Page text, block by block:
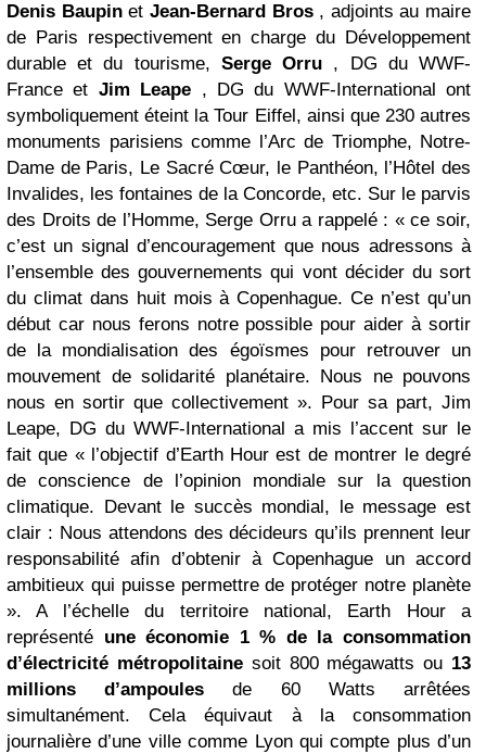
Denis Baupinet Jean-Bernard Bros, adjoints au maire
de Paris respectivement en charge du Développement
durable et du tourisme, Serge Orru , DG du WWF-
France et Jim Leape , DG du WWF-International ont
symboliquement éteint la Tour Eiffel, ainsi que 230 autres
monuments parisiens comme l’Arc de Triomphe, Notre-
Dame de Paris, Le Sacré Cœur, le Panthéon, l’Hôtel des
Invalides, les fontaines de la Concorde, etc. Sur le parvis
des Droits de l’Homme, Serge Orru a rappelé : « ce soir,
c’est un signal d’encouragement que nous adressons à
l’ensemble des gouvernements qui vont décider du sort
du climat dans huit mois à Copenhague. Ce n’est qu’un
début car nous ferons notre possible pour aider à sortir
de la mondialisation des égoïsmes pour retrouver un
mouvement de solidarité planétaire. Nous ne pouvons
nous en sortir que collectivement ». Pour sa part, Jim
Leape, DG du WWF-International a mis l’accent sur le
fait que « l’objectif d’Earth Hour est de montrer le degré
de conscience de l’opinion mondiale sur la question
climatique. Devant le succès mondial, le message est
clair : Nous attendons des décideurs qu’ils prennent leur
responsabilité afin d’obtenir à Copenhague un accord
ambitieux qui puisse permettre de protéger notre planète
». A l’échelle du territoire national, Earth Hour a
représenté une économie 1 % de la consommation
d’électricité métropolitainesoit 800 mégawatts ou 13
millions d’ampoules de 60 Watts arrêtées
simultanément. Cela équivaut à la consommation
journalière d’une ville comme Lyon qui compte plus d’un